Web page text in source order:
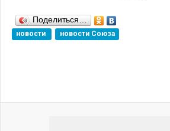
Поделиться…
новости новости Союза